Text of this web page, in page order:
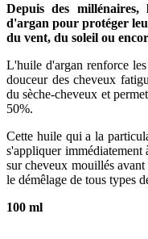
Depuis des millénaires,
d'argan pour protéger
du vent, du soleil ou
L'huile d'argan renforce
douceur des cheveux
du sèche-cheveux et
50%.
Cette huile qui a la
s'appliquer immédiatement
sur cheveux mouillés
le démêlage de tous types
100 ml